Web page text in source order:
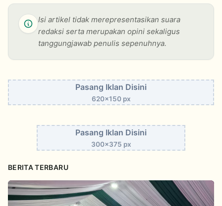
Isi artikel tidak merepresentasikan suara
redaksi serta merupakan opini sekaligus
tanggungjawab penulis sepenuhnya.
Pasang Iklan Disini
620x150 px
Pasang Iklan Disini
300x375 px
BERITA TERBARU